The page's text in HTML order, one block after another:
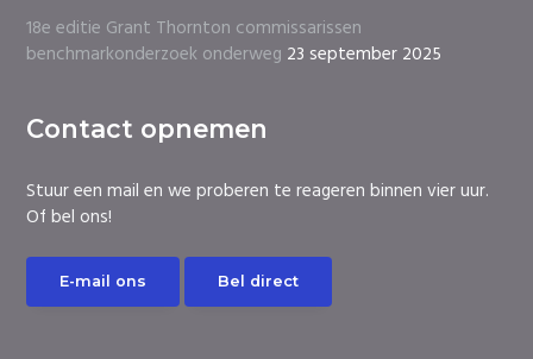
18e editie Grant Thornton commissarissen
benchmarkonderzoek onderweg 23 september 2025
Contact opnemen
Stuur een mail en we proberen te reageren binnen vier uur.
Of bel ons!
E-mail ons Bel direct